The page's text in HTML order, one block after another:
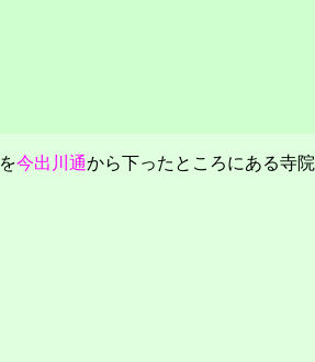
を今出川通から下ったところにある寺院